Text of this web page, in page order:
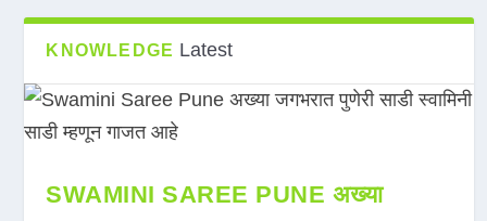
KNOWLEDGE Latest
SWAMINI SAREE PUNE अख्या